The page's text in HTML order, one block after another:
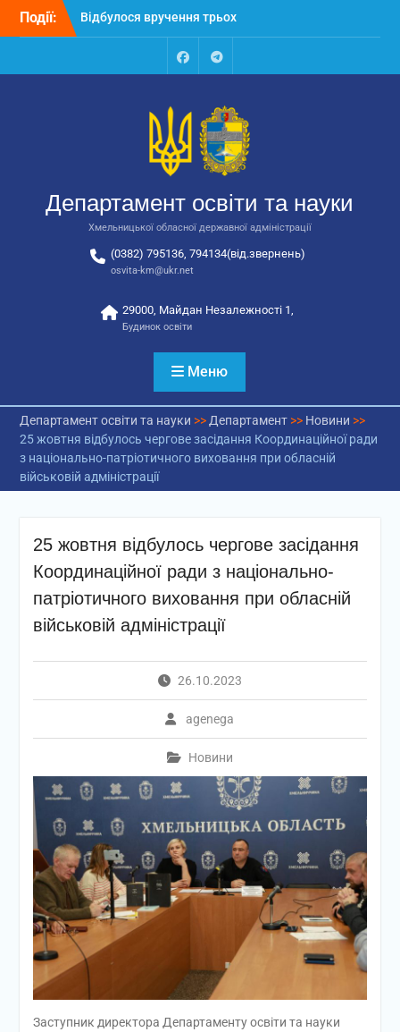
Перейти
Події:
Відбулося вручення трьох
автобусів для потреб
Відбулося засідання
освіти та науки обласної
державної адміністрації
Відбулась обласна
національно-патріотичне
виховання
FacebookTalegram
Департамент освіти та науки
Хмельницької обласної державної адміністрації
(0382) 795136, 794134(від.звернень)
osvita-km@ukr.net
29000, Майдан Незалежності 1,
Будинок освіти
Меню
Департамент освіти та науки >> Департамент>> Новини >>
25 жовтня відбулось чергове засідання Координаційної ради
з національно-патріотичного виховання при обласній
військовій адміністрації
25 жовтня відбулось чергове засідання
Координаційної ради з національно-
патріотичного виховання при обласній
військовій адміністрації
26.10.2023
agenega
Новини
Заступник директора Департаменту освіти та науки